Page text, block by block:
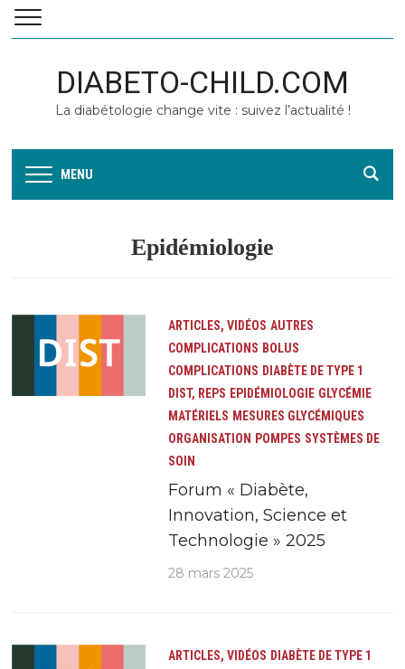
DIABETO-CHILD.COM
La diabétologie change vite : suivez l’actualité !
MENU
Epidémiologie
ARTICLES, VIDÉOS AUTRES
COMPLICATIONS BOLUS
COMPLICATIONS DIABÈTE DE TYPE 1
DIST, REPS EPIDÉMIOLOGIE GLYCÉMIE
MATÉRIELS MESURES GLYCÉMIQUES
ORGANISATION
POMPES SYSTÈMES DE
SOIN
Forum « Diabète,
Innovation, Science et
Technologie » 2025
28 mars 2025
ARTICLES, VIDÉOS DIABÈTE DE TYPE 1